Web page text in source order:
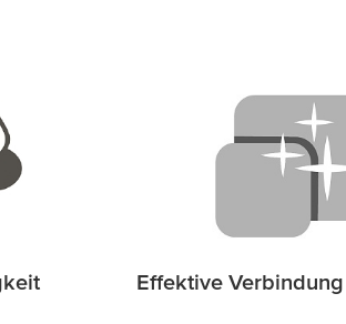
Effektive Verbindung